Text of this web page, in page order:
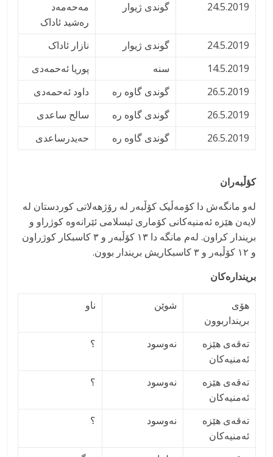
24.5.2019
گوندی ژیوار
مەحەمەد
رەشید ئاداک
24.5.2019
گوندی ژیوار
نازار ئاداک
14.5.2019
سنه
پوریا ئەحمەدی
26.5.2019
گوندی گاوه ره
داود ئەحمەدی
26.5.2019
گوندی گاوه ره
سالح ساعدی
26.5.2019
گوندی گاوه ره حەیدرساعدی
کؤڵبەران
لەو مانگەش دا کۆمەڵیک کۆڵبەر لە رۆژهەلاتی کوردستان لە
لایەن هێزە ئەمنیەکانی کۆماری ئیسلامی ئێرانەوە کوژراو و
بریندار کراون. لەم مانگە دا ١٣ کۆڵبەر و ٣ کاسبکار کوژراون
و ١٢ کۆڵبەر و ٣ کاسبکاریش بریندار بوون.
بریندارەکان
هۆی
برینداربوون
شوێن ناو
تەقەی هێزە
ئەمنیەکان
نەوسود ­؟
تەقەی هێزە
ئەمنیەکان
نەوسود ؟
تەقەی هێزە
ئەمنیەکان
نەوسود ؟